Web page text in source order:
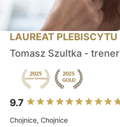
LAUREAT PLEBISCYTU
Tomasz Szultka -
9.7
Chojnice, Chojnice